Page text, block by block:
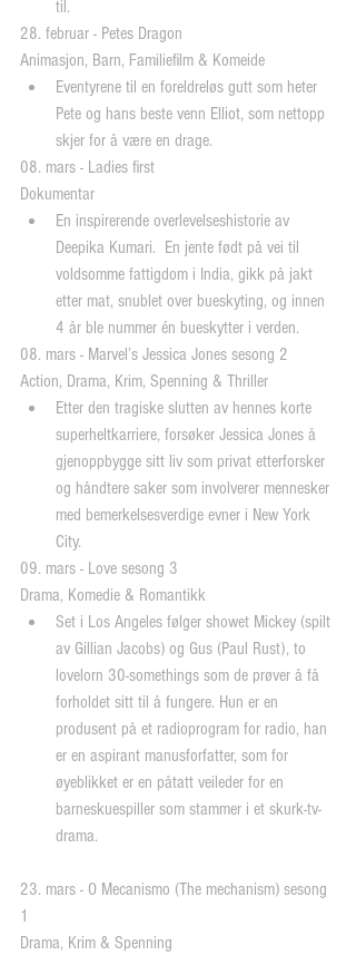
til.
28. februar - Petes Dragon
Animasjon, Barn, Familiefilm & Komeide
Eventyrene til en foreldreløs gutt som heter
Pete og hans beste venn Elliot, som nettopp
skjer for å være en drage.
08. mars - Ladies first
Dokumentar
En inspirerende overlevelseshistorie av
Deepika Kumari.  En jente født på vei til
voldsomme fattigdom i India, gikk på jakt
etter mat, snublet over bueskyting, og innen
4 år ble nummer én bueskytter i verden.
08. mars - Marvel’s Jessica Jones sesong 2
Action, Drama, Krim, Spenning & Thriller
Etter den tragiske slutten av hennes korte
superheltkarriere, forsøker Jessica Jones å
gjenoppbygge sitt liv som privat etterforsker
og håndtere saker som involverer mennesker
med bemerkelsesverdige evner i New York
City.
09. mars - Love sesong 3
Drama, Komedie & Romantikk
Set i Los Angeles følger showet Mickey (spilt
av Gillian Jacobs) og Gus (Paul Rust), to
lovelorn 30-somethings som de prøver å få
forholdet sitt til å fungere. Hun er en
produsent på et radioprogram for radio, han
er en aspirant manusforfatter, som for
øyeblikket er en påtatt veileder for en
barneskuespiller som stammer i et skurk-tv-
drama.
23. mars - O Mecanismo (The mechanism) sesong
1
Drama, Krim & Spenning